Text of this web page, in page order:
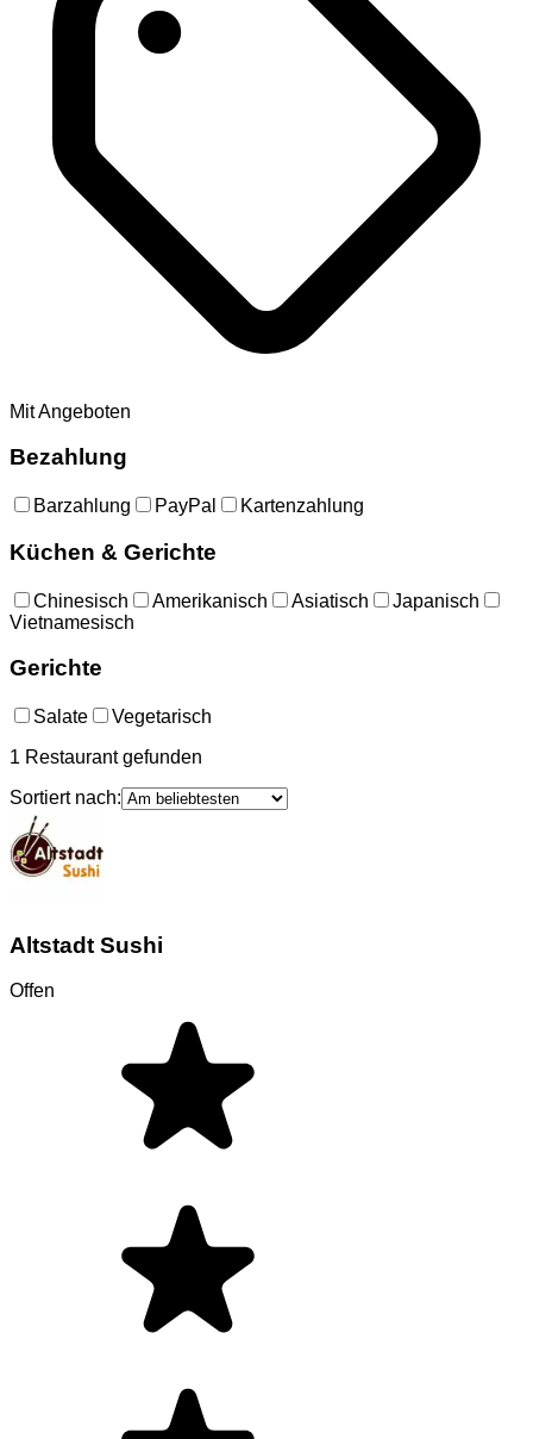
Mit Angeboten
Bezahlung
Barzahlung PayPal Kartenzahlung
Küchen & Gerichte
Chinesisch Amerikanisch Asiatisch
Japanisch
Vietnamesisch
Gerichte
Salate
Vegetarisch
1 Restaurantgefunden
Sortiert nach:
Altstadt Sushi
Offen